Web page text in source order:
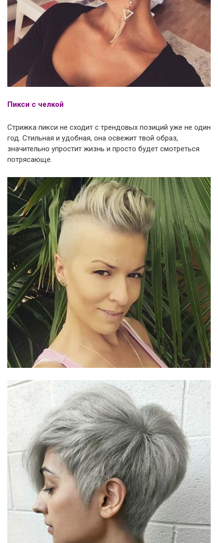
Пикси с челкой
Стрижка пикси не сходит с трендовых позиций уже не один
год. Стильная и удобная, она освежит твой образ,
значительно упростит жизнь и просто будет смотреться
потрясающе.